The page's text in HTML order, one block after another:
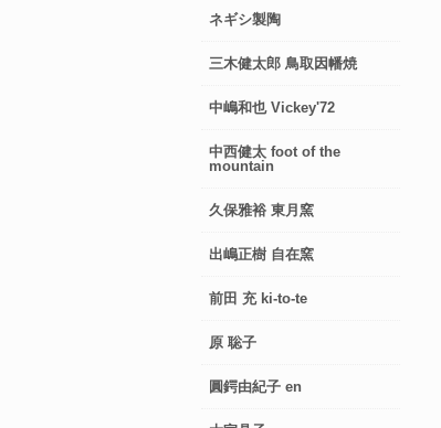
ネギシ製陶
三木健太郎 鳥取因幡焼
中嶋和也 Vickey'72
中西健太 foot of the
mountain
久保雅裕 東月窯
出嶋正樹 自在窯
前田 充 ki-to-te
原 聡子
圓鍔由紀子 en